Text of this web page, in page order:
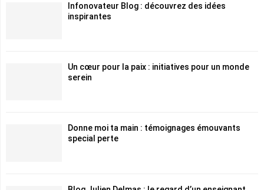
Infonovateur Blog : découvrez des idées
inspirantes
Un cœur pour la paix : initiatives pour un monde
serein
Donne moi ta main : témoignages émouvants
special perte